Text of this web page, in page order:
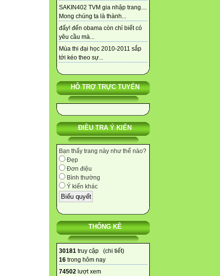
SAKIN402 TVM gia nhập trang....
Mong chúng ta là thành...
đấy! đến obama còn chỉ biết có
yêu cầu mà...
Mùa thi đại học 2010-2011 sắp
tới kéo theo sự...
HỖ TRỢ TRỰC TUYẾN
ĐIỀU TRA Ý KIẾN
Bạn thấy trang này như thế nào?
Đẹp
Đơn điệu
Bình thường
Ý kiến khác
THỐNG KÊ
30181 truy cập (chi tiết)
16 trong hôm nay
74502 lượt xem